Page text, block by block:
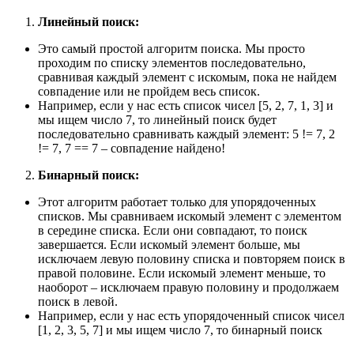
Линейный поиск:
Это самый простой алгоритм поиска. Мы просто
проходим по списку элементов последовательно,
сравнивая каждый элемент с искомым, пока не найдем
совпадение или не пройдем весь список.
Например, если у нас есть список чисел [5, 2, 7, 1, 3] и
мы ищем число 7, то линейный поиск будет
последовательно сравнивать каждый элемент: 5 != 7, 2
!= 7, 7 == 7 – совпадение найдено!
Бинарный поиск:
Этот алгоритм работает только для упорядоченных
списков. Мы сравниваем искомый элемент с элементом
в середине списка. Если они совпадают, то поиск
завершается. Если искомый элемент больше, мы
исключаем левую половину списка и повторяем поиск в
правой половине. Если искомый элемент меньше, то
наоборот – исключаем правую половину и продолжаем
поиск в левой.
Например, если у нас есть упорядоченный список чисел
[1, 2, 3, 5, 7] и мы ищем число 7, то бинарный поиск